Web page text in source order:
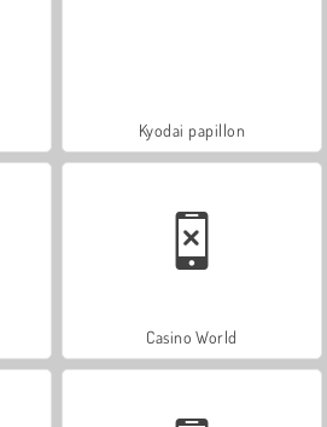
Kyodai papillon
Casino World